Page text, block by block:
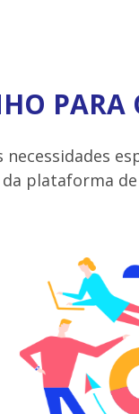
PARA
plataforma de